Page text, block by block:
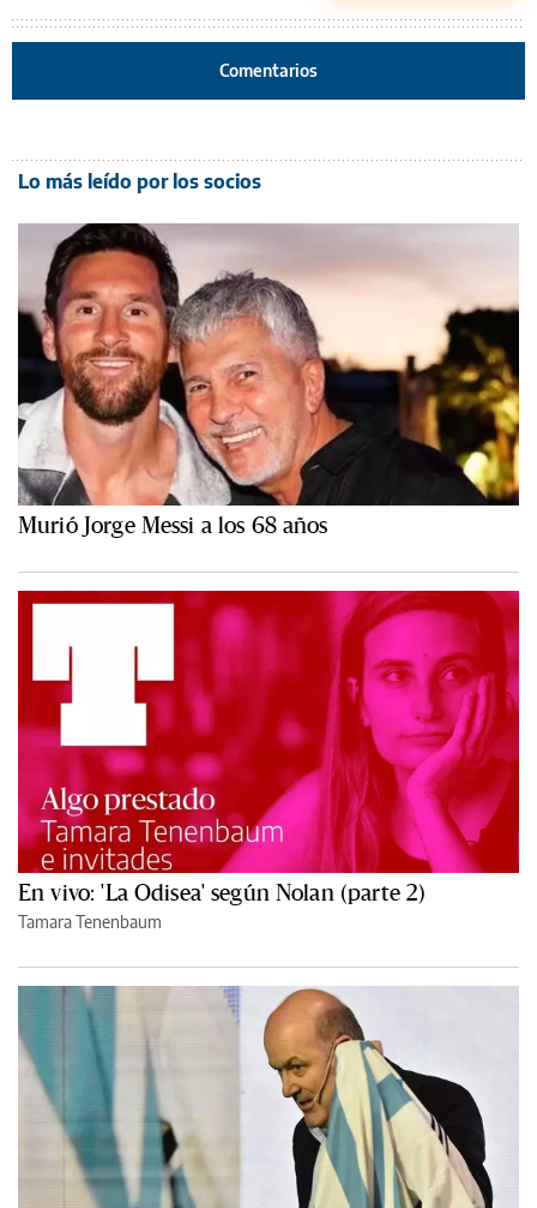
Comentarios
Lo más leído por los socios
Murió Jorge Messi a los 68 años
En vivo: 'La Odisea' según Nolan (parte 2)
Tamara Tenenbaum